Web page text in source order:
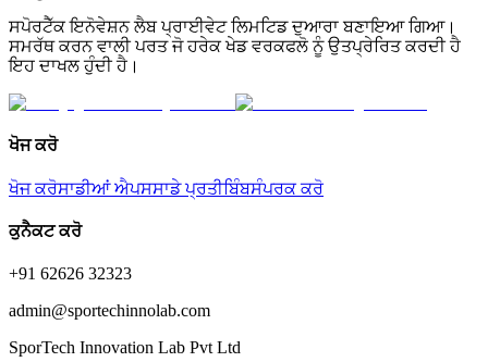
ਸਪੋਰਟੈੱਕ ਇਨੋਵੇਸ਼ਨ ਲੈਬ ਪ੍ਰਾਈਵੇਟ ਲਿਮਟਿਡ ਦੁਆਰਾ ਬਣਾਇਆ ਗਿਆ।
ਸਮਰੱਥ ਕਰਨ ਵਾਲੀ ਪਰਤ ਜੋ ਹਰੇਕ ਖੇਡ ਵਰਕਫਲੋ ਨੂੰ ਉਤਪ੍ਰੇਰਿਤ ਕਰਦੀ ਹੈ
ਇਹ ਦਾਖਲ ਹੁੰਦੀ ਹੈ।
ਖੋਜ ਕਰੋ
ਖੋਜ ਕਰੋਸਾਡੀਆਂ ਐਪਸਸਾਡੇ ਪ੍ਰਤੀਬਿੰਬਸੰਪਰਕ ਕਰੋ
ਕੁਨੈਕਟ ਕਰੋ
+91 62626 32323
admin@sportechinnolab.com
SporTech Innovation Lab Pvt Ltd